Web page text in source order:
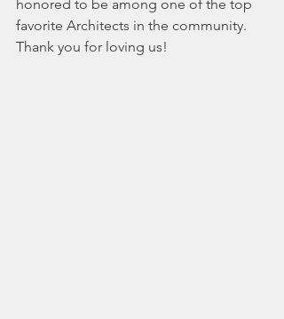
honored to be among one of the top
favorite Architects in the community.
Thank you for loving us!